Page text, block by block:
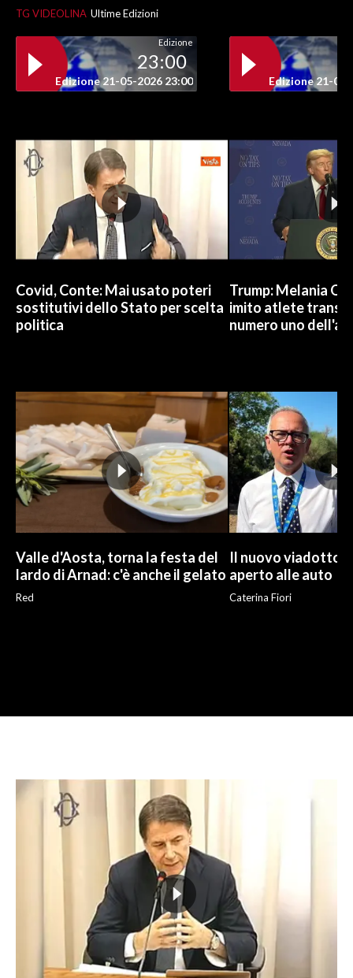
3 MINUTI CON
INSULARITÀ
ABBONATI
ANNUNCI
NECROLOGI
PUBBLICITÀ
SPIAGGE
STORE
TG VIDEOLINA Ultime Edizioni
Edizione
23:00
Edizione 21-05-2026 23:00 Edizione 21-05-
Covid, Conte: Mai usato poteri
sostitutivi dello Stato per scelta
politica
Trump: Melania
imito atlete trans,
numero uno
Valle d'Aosta, torna la festa del
lardo di Arnad: c'è anche il gelato
Red
Il nuovo viadotto
aperto alle auto
Caterina Fiori